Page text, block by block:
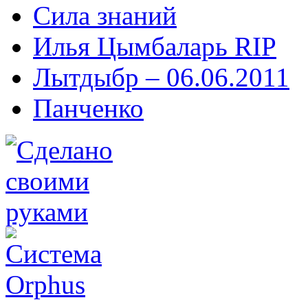
Сила знаний
Илья Цымбаларь RIP
Лытдыбр – 06.06.2011
Панченко